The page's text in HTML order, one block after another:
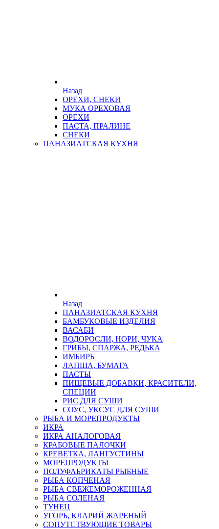
Назад
ОРЕХИ, СНЕКИ
МУКА ОРЕХОВАЯ
ОРЕХИ
ПАСТА, ПРАЛИНЕ
СНЕКИ
ПАНАЗИАТСКАЯ КУХНЯ
Назад
ПАНАЗИАТСКАЯ КУХНЯ
БАМБУКОВЫЕ ИЗДЕЛИЯ
ВАСАБИ
ВОДОРОСЛИ, НОРИ, ЧУКА
ГРИБЫ, СПАРЖА, РЕДЬКА
ИМБИРЬ
ЛАПША, БУМАГА
ПАСТЫ
ПИЩЕВЫЕ ДОБАВКИ, КРАСИТЕЛИ,
СПЕЦИИ
РИС ДЛЯ СУШИ
СОУС, УКСУС ДЛЯ СУШИ
РЫБА И МОРЕПРОДУКТЫ
ИКРА
ИКРА АНАЛОГОВАЯ
КРАБОВЫЕ ПАЛОЧКИ
КРЕВЕТКА, ЛАНГУСТИНЫ
МОРЕПРОДУКТЫ
ПОЛУФАБРИКАТЫ РЫБНЫЕ
РЫБА КОПЧЕНАЯ
РЫБА СВЕЖЕМОРОЖЕННАЯ
РЫБА СОЛЕНАЯ
ТУНЕЦ
УГОРЬ, КЛАРИЙ ЖАРЕНЫЙ
СОПУТСТВУЮЩИЕ ТОВАРЫ